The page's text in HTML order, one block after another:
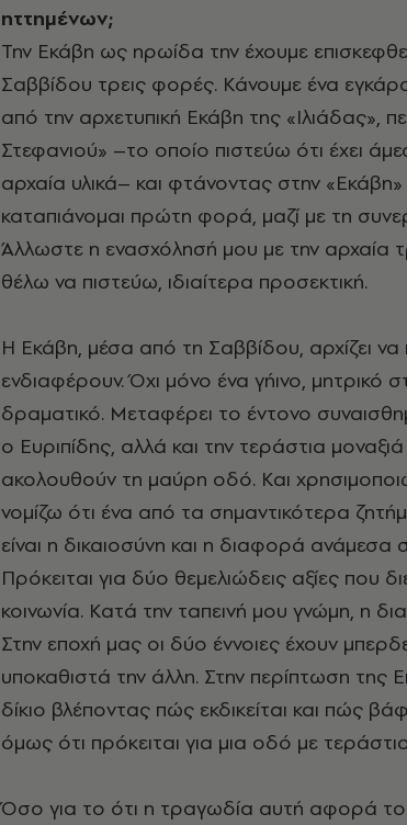
ηττημένων;
Την Εκάβη ως ηρωίδα την έχουμε
Σαββίδου τρεις φορές. Κάνουμε ένα
από την αρχετυπική Εκάβη της «Ιλιάδας»,
Στεφανιού» –το οποίο πιστεύω ότι έχει
αρχαία υλικά– και φτάνοντας στην
καταπιάνομαι πρώτη φορά, μαζί με τη
Άλλωστε η ενασχόλησή μου με την αρχαία
θέλω να πιστεύω, ιδιαίτερα προσεκτική.
Η Εκάβη, μέσα από τη Σαββίδου, αρχίζει να
ενδιαφέρουν. Όχι μόνο ένα γήινο, μητρικό
δραματικό. Μεταφέρει το έντονο
ο Ευριπίδης, αλλά και την τεράστια
ακολουθούν τη μαύρη οδό. Και
νομίζω ότι ένα από τα σημαντικότερα
είναι η δικαιοσύνη και η διαφορά ανάμεσα
Πρόκειται για δύο θεμελιώδεις αξίες που
κοινωνία. Κατά την ταπεινή μου γνώμη, η
Στην εποχή μας οι δύο έννοιες έχουν
υποκαθιστά την άλλη. Στην περίπτωση της
δίκιο βλέποντας πώς εκδικείται και πώς
όμως ότι πρόκειται για μια οδό με
Όσο για το ότι η τραγωδία αυτή αφορά